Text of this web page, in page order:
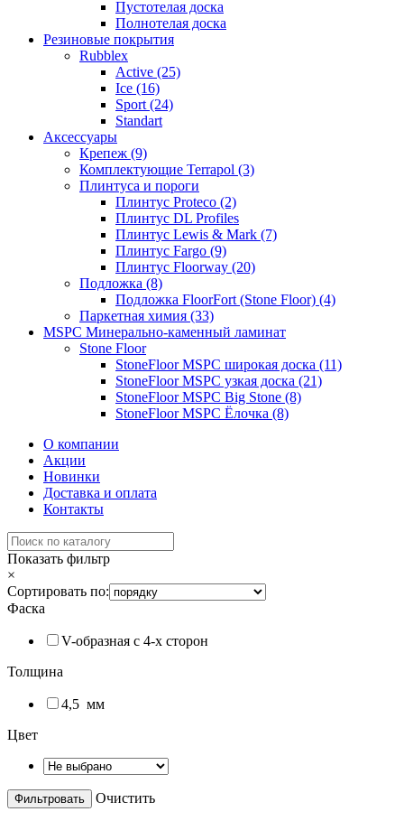
Пустотелая доска
Полнотелая доска
Резиновые покрытия
Rubblex
Active (25)
Ice (16)
Sport (24)
Standart
Аксессуары
Крепеж (9)
Комплектующие Terrapol (3)
Плинтуса и пороги
Плинтус Proteco (2)
Плинтус DL Profiles
Плинтус Lewis & Mark (7)
Плинтус Fargo (9)
Плинтус Floorway (20)
Подложка (8)
Подложка FloorFort (Stone Floor) (4)
Паркетная химия (33)
MSPC Минерально-каменный ламинат
Stone Floor
StoneFloor MSPC широкая доска (11)
StoneFloor MSPC узкая доска (21)
StoneFloor MSPC Big Stone (8)
StoneFloor MSPC Ёлочка (8)
О компании
Акции
Новинки
Доставка и оплата
Контакты
Показать фильтр
×
Сортировать по:
Фаска
V-образная с 4-x сторон
Толщина
4,5 мм
Цвет
Очистить